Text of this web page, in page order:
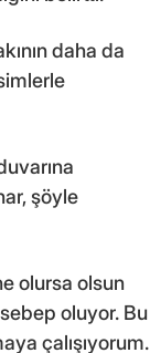
daha da
şöyle
olursa olsun
oluyor. Bu
çalışıyorum.